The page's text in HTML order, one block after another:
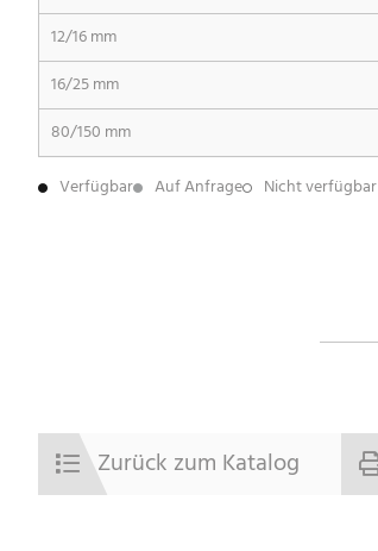
12/16 mm
16/25 mm
80/150 mm
Verfügbar
Auf Anfrage Nicht verfügbar
Zurück zum Katalog